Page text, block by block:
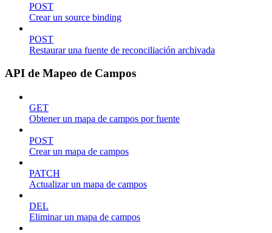
POST
Crear un source binding
POST
Restaurar una fuente de reconciliación archivada
API de Mapeo de Campos
GET
Obtener un mapa de campos por fuente
POST
Crear un mapa de campos
PATCH
Actualizar un mapa de campos
DEL
Eliminar un mapa de campos